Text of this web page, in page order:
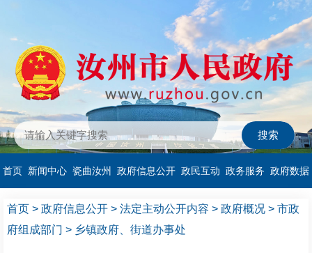
首页 新闻中心 瓷曲汝州 政府信息公开 政民互动 政务服务 政府数据
首页 > 政府信息公开 > 法定主动公开内容 > 政府概况 > 市政
府组成部门 > 乡镇政府、街道办事处